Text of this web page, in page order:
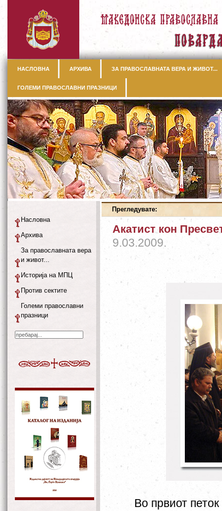
НАСЛОВНА АРХИВА ЗА ПРАВОСЛАВНАТА ВЕРА И ЖИВОТ...
ГОЛЕМИ ПРАВОСЛАВНИ ПРАЗНИЦИ
Прегледувате:
Акатист кон
9.03.2009.
Во првиот
Насловна
Архива
За православната вера
и живот...
Историја на МПЦ
Против сектите
Големи православни
празници